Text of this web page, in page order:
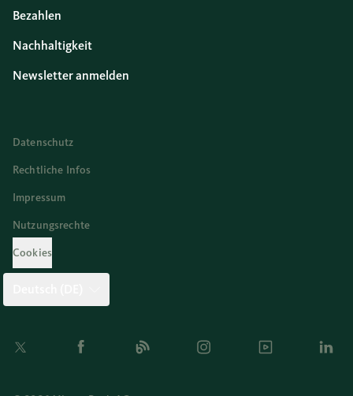
Bezahlen
Nachhaltigkeit
Newsletter anmelden
Datenschutz
Rechtliche Infos
Impressum
Nutzungsrechte
Cookies
Twitter Facebook Blog Instagram Youtube